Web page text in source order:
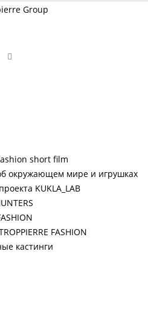
short film
окружающем мире и игрушках
KUKLA_LAB
FASHION
кастинги